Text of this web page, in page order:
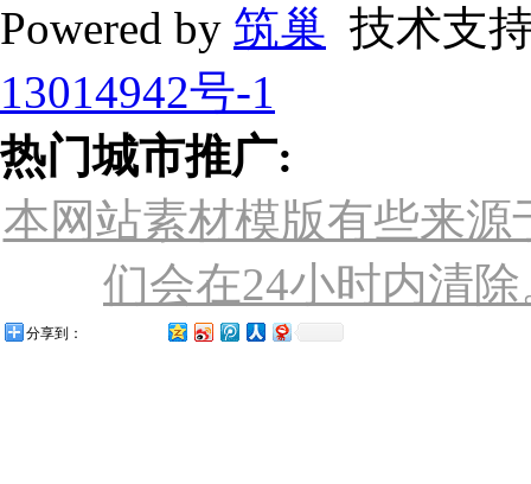
Powered by 筑巢 技术支
13014942号-1
热门城市推广:
本网站素材模版有些来
们会在24小时内清
分享到：